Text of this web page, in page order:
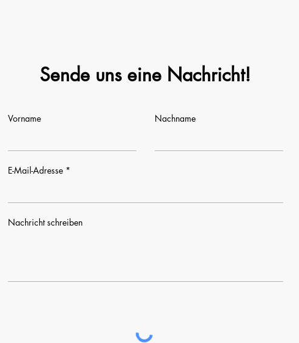
Sende uns eine Nachricht!
Vorname Nachname
E-Mail-Adresse
Nachricht schreiben